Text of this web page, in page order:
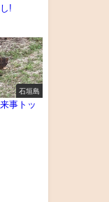
!
石垣島
事トッ